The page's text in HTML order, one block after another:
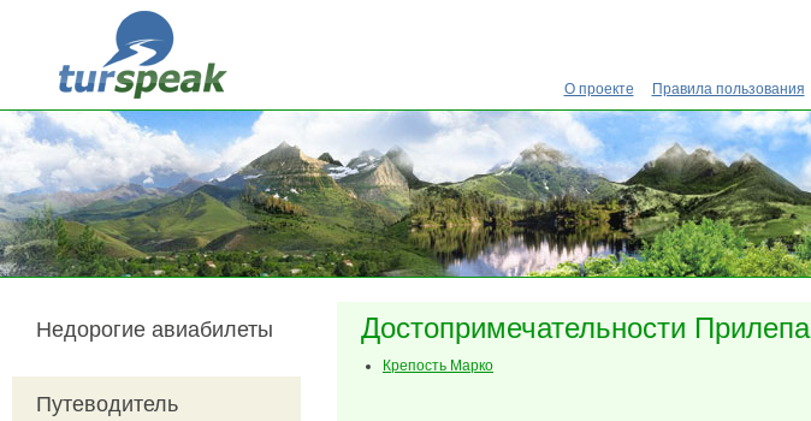
Перейти к основному содержанию
О проекте
Правила пользования
Достопримечательности Прилепа
Крепость Марко
Недорогие авиабилеты
Путеводитель